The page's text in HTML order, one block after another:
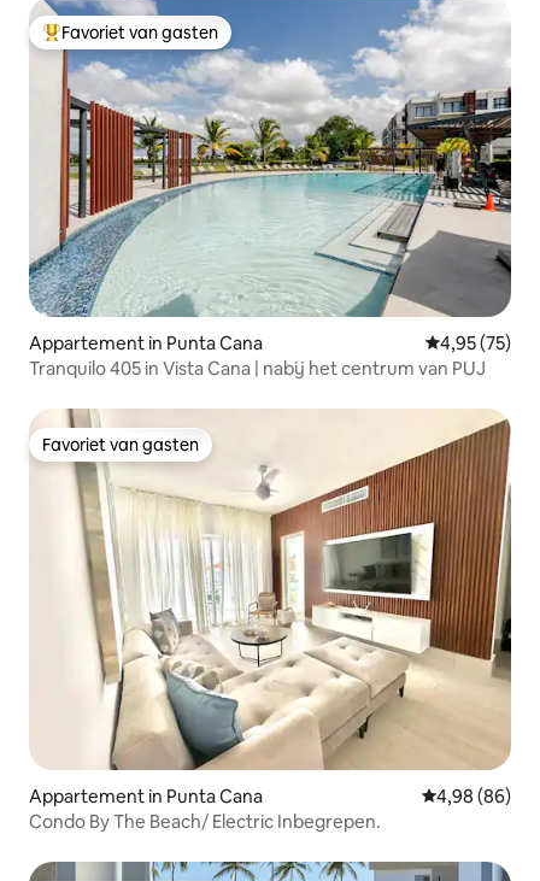
Topfavoriet van gasten
Favoriet van gasten
Appartement in Punta Cana Gemiddelde
4,95 (75)
Tranquilo 405 in Vista Cana | nabij het centrum van PUJ
Favoriet van gasten
Favoriet van gasten
Appartement in Punta Cana Gemiddelde
4,98 (86)
Condo By The Beach/ Electric Inbegrepen.